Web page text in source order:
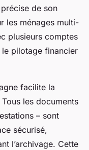
de son
les ménages multi-
plusieurs comptes
pilotage financier
facilite la
les documents
– sont
sécurisé,
l’archivage. Cette